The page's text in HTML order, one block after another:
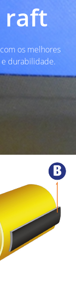
raft
os melhores
durabilidade.